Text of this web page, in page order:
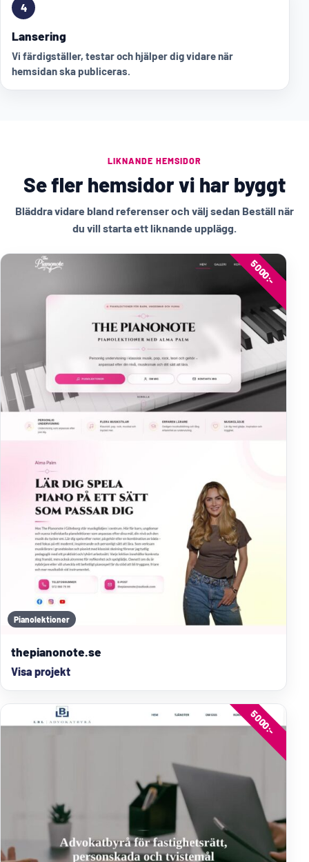
4
Lansering
Vi färdigställer, testar och hjälper dig vidare när
hemsidan ska publiceras.
LIKNANDE HEMSIDOR
Se fler hemsidor vi har byggt
Bläddra vidare bland referenser och välj sedan Beställ när
du vill starta ett liknande upplägg.
Pianolektioner
5000:-
thepianonote.se
Visa projekt
5000:-